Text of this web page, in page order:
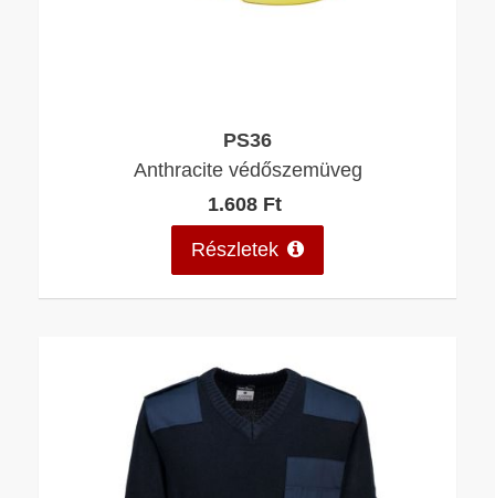
PS36
Anthracite védőszemüveg
1.608 Ft
Részletek